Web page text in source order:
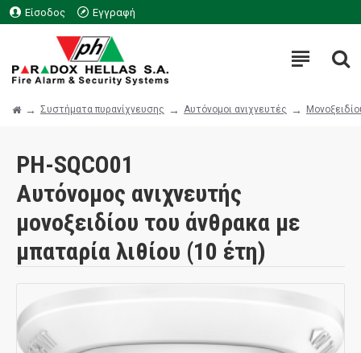
Είσοδος Εγγραφή
Συστήματα πυρανίχνευσης Αυτόνομοι ανιχνευτές
PH-SQCO01
Αυτόνομος ανιχνευτής
μονοξειδίου του άνθρακα με
μπαταρία λιθίου (10 έτη)